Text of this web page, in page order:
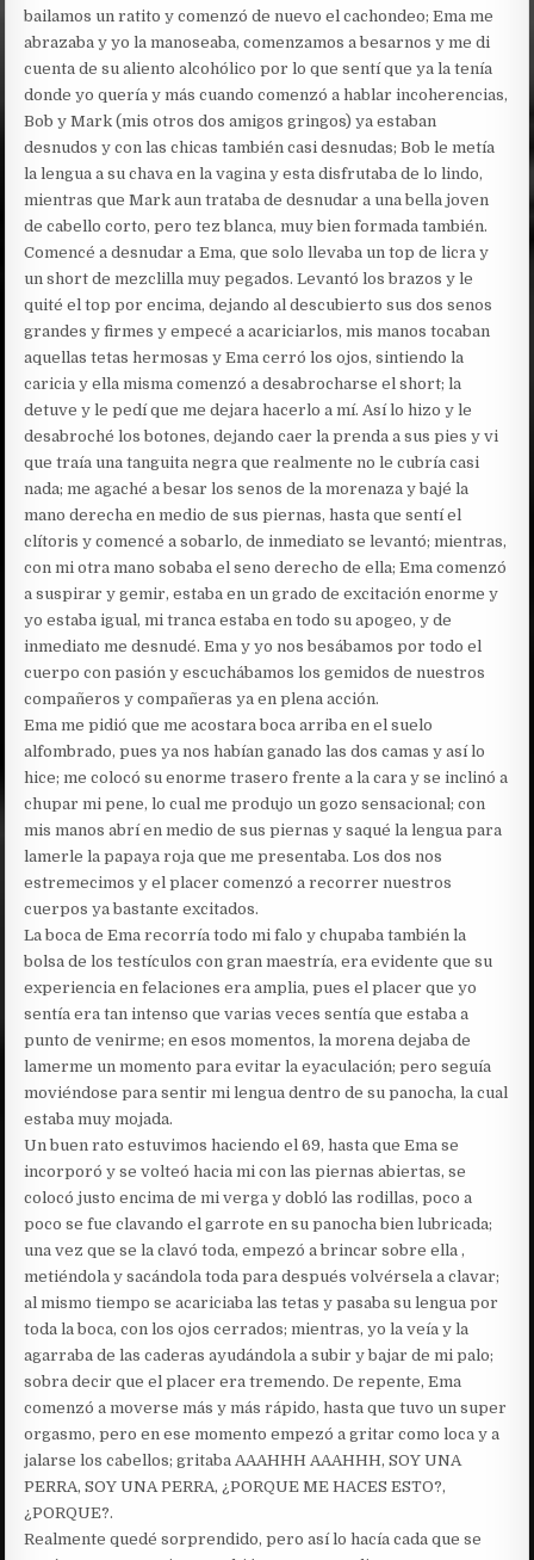
bailamos un ratito y comenzó de nuevo el cachondeo; Ema me
abrazaba y yo la manoseaba, comenzamos a besarnos y me di
cuenta de su aliento alcohólico por lo que sentí que ya la tenía
donde yo quería y más cuando comenzó a hablar incoherencias,
Bob y Mark (mis otros dos amigos gringos) ya estaban
desnudos y con las chicas también casi desnudas; Bob le metía
la lengua a su chava en la vagina y esta disfrutaba de lo lindo,
mientras que Mark aun trataba de desnudar a una bella joven
de cabello corto, pero tez blanca, muy bien formada también.
Comencé a desnudar a Ema, que solo llevaba un top de licra y
un short de mezclilla muy pegados. Levantó los brazos y le
quité el top por encima, dejando al descubierto sus dos senos
grandes y firmes y empecé a acariciarlos, mis manos tocaban
aquellas tetas hermosas y Ema cerró los ojos, sintiendo la
caricia y ella misma comenzó a desabrocharse el short; la
detuve y le pedí que me dejara hacerlo a mí. Así lo hizo y le
desabroché los botones, dejando caer la prenda a sus pies y vi
que traía una tanguita negra que realmente no le cubría casi
nada; me agaché a besar los senos de la morenaza y bajé la
mano derecha en medio de sus piernas, hasta que sentí el
clítoris y comencé a sobarlo, de inmediato se levantó; mientras,
con mi otra mano sobaba el seno derecho de ella; Ema comenzó
a suspirar y gemir, estaba en un grado de excitación enorme y
yo estaba igual, mi tranca estaba en todo su apogeo, y de
inmediato me desnudé. Ema y yo nos besábamos por todo el
cuerpo con pasión y escuchábamos los gemidos de nuestros
compañeros y compañeras ya en plena acción.
Ema me pidió que me acostara boca arriba en el suelo
alfombrado, pues ya nos habían ganado las dos camas y así lo
hice; me colocó su enorme trasero frente a la cara y se inclinó a
chupar mi pene, lo cual me produjo un gozo sensacional; con
mis manos abrí en medio de sus piernas y saqué la lengua para
lamerle la papaya roja que me presentaba. Los dos nos
estremecimos y el placer comenzó a recorrer nuestros
cuerpos ya bastante excitados.
La boca de Ema recorría todo mi falo y chupaba también la
bolsa de los testículos con gran maestría, era evidente que su
experiencia en felaciones era amplia, pues el placer que yo
sentía era tan intenso que varias veces sentía que estaba a
punto de venirme; en esos momentos, la morena dejaba de
lamerme un momento para evitar la eyaculación; pero seguía
moviéndose para sentir mi lengua dentro de su panocha, la cual
estaba muy mojada.
Un buen rato estuvimos haciendo el 69, hasta que Ema se
incorporó y se volteó hacia mi con las piernas abiertas, se
colocó justo encima de mi verga y dobló las rodillas, poco a
poco se fue clavando el garrote en su panocha bien lubricada;
una vez que se la clavó toda, empezó a brincar sobre ella ,
metiéndola y sacándola toda para después volvérsela a clavar;
al mismo tiempo se acariciaba las tetas y pasaba su lengua por
toda la boca, con los ojos cerrados; mientras, yo la veía y la
agarraba de las caderas ayudándola a subir y bajar de mi palo;
sobra decir que el placer era tremendo. De repente, Ema
comenzó a moverse más y más rápido, hasta que tuvo un super
orgasmo, pero en ese momento empezó a gritar como loca y a
jalarse los cabellos; gritaba AAAHHH AAAHHH, SOY UNA
PERRA, SOY UNA PERRA, ¿PORQUE ME HACES ESTO?,
¿PORQUE?.
Realmente quedé sorprendido, pero así lo hacía cada que se